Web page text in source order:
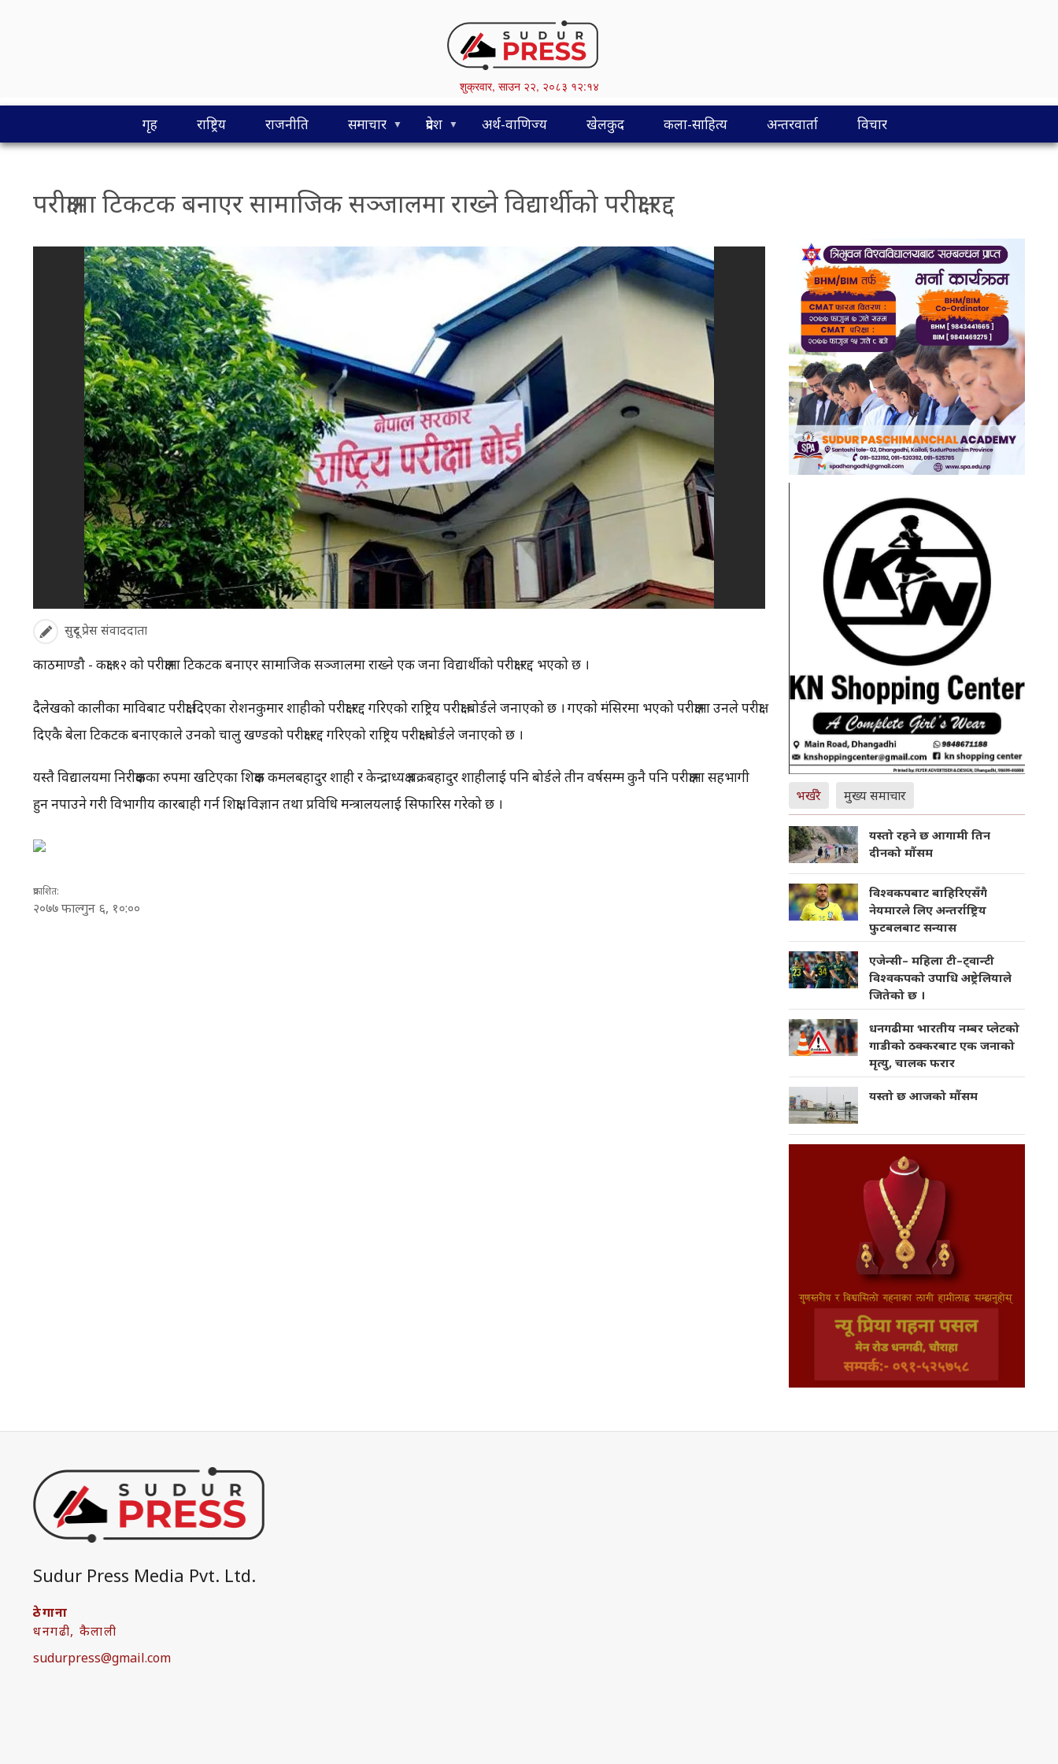
main
content
शुक्रवार, साउन २२, २०८३ १२:१४
गृह राष्ट्रिय राजनीति समाचार प्रदेश अर्थ-वाणिज्य खेलकुद कला-साहित्य अन्तरवार्ता विचार
परीक्षामा टिकटक बनाएर सामाजिक सञ्जालमा राख्ने विद्यार्थीको परीक्षा रद्द
सुदूर प्रेस संवाददाता
काठमाण्डौ - कक्षा १२ को परीक्षामा टिकटक बनाएर सामाजिक सञ्जालमा राख्ने एक जना विद्यार्थीको परीक्षा रद्द भएको छ ।
दैलेखको कालीका माविबाट परीक्षा दिएका रोशनकुमार शाहीको परीक्षा रद्द गरिएको राष्ट्रिय परीक्षा बोर्डले जनाएको छ । गएकाे मंसिरमा भएको परीक्षामा उनले परीक्षा
दिएकै बेला टिकटक बनाएकाले उनको चालु खण्डको परीक्षा रद्द गरिएको राष्ट्रिय परीक्षा बोर्डले जनाएको छ ।
यस्तै विद्यालयमा निरीक्षकका रुपमा खटिएका शिक्षक कमलबहादुर शाही र केन्द्राध्यक्ष चक्रबहादुर शाहीलाई पनि बोर्डले तीन वर्षसम्म कुनै पनि परीक्षामा सहभागी
हुन नपाउने गरी विभागीय कारबाही गर्न शिक्षा, विज्ञान तथा प्रविधि मन्त्रालयलाई सिफारिस गरेको छ ।
प्रकाशित:
२०७७फाल्गुन ६, १०:००
भर्खरै मुख्य समाचार
यस्तो रहने छ आगामी तिन
दीनको मौंसम
विश्वकपबाट बाहिरिएसँगै
नेयमारले लिए अन्तर्राष्ट्रिय
फुटबलबाट सन्यास
एजेन्सी– महिला टी–ट्वान्टी
विश्वकपको उपाधि अष्ट्रेलियाले
जितेको छ ।
धनगढीमा भारतीय नम्बर प्लेटको
गाडीको ठक्करबाट एक जनाको
मृत्यु, चालक फरार
यस्तो छ आजको मौंसम
Sudur Press Media Pvt. Ltd.
ठेगाना
धनगढी, कैलाली
sudurpress@gmail.com